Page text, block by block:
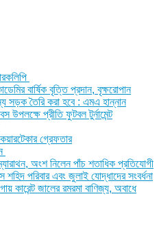
বার্ষিক বৃত্তি প্রদান, বৃক্ষরোপান
সড়ক তৈরি করা হবে : এমএ হান্নান
প্রীতি ফুটবল টুর্নামেন্ট
গ্রেফতার
অংশ নিলেন পাঁচ শতাধিক প্রতিযোগী
পরিবার এবং জুলাই যোদ্ধাদের সংবর্ধনা
কারেন্ট জালের রমরমা বাণিজ্য, অবাধে